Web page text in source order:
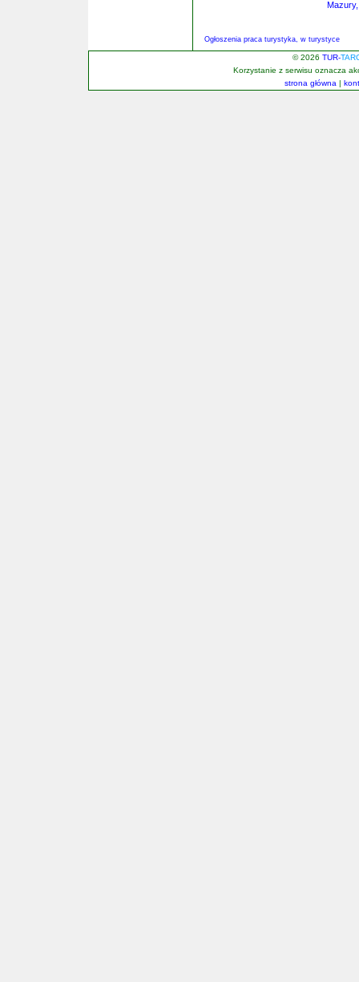
Ogłoszenia praca turystyka, w turystyce
© 2026 TUR-
Korzystanie z serwisu oznacza
strona główna |